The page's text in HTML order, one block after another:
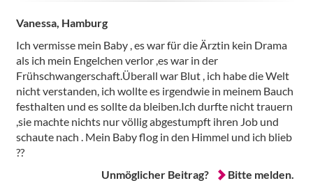
Vanessa, Hamburg
Ich vermisse mein Baby , es war für die Ärztin kein Drama
als ich mein Engelchen verlor ,es war in der
Frühschwangerschaft.Überall war Blut , ich habe die Welt
nicht verstanden, ich wollte es irgendwie in meinem Bauch
festhalten und es sollte da bleiben.Ich durfte nicht trauern
,sie machte nichts nur völlig abgestumpft ihren Job und
schaute nach . Mein Baby flog in den Himmel und ich blieb
??
Unmöglicher Beitrag?
Bitte melden.